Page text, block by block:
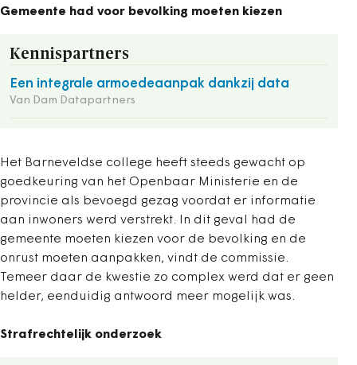
Gemeente had voor bevolking moeten kiezen
Kennispartners
Een integrale armoedeaanpak dankzij data
Van Dam Datapartners
Het Barneveldse college heeft steeds gewacht op
goedkeuring van het Openbaar Ministerie en de
provincie als bevoegd gezag voordat er informatie
aan inwoners werd verstrekt. In dit geval had de
gemeente moeten kiezen voor de bevolking en de
onrust moeten aanpakken, vindt de commissie.
Temeer daar de kwestie zo complex werd dat er geen
helder, eenduidig antwoord meer mogelijk was.
Strafrechtelijk onderzoek